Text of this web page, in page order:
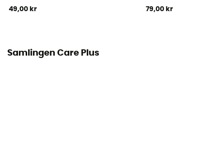
49,00 kr 79,00 kr
Samlingen Care Plus